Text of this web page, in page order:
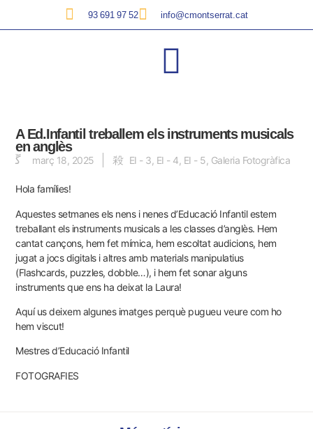
93 691 97 52 info@cmontserrat.cat
A Ed.Infantil treballem els instruments musicals
en anglès
març 18, 2025 EI - 3 EI - 4 EI - 5 Galeria Fotogràfica
Hola famílies!
Aquestes setmanes els nens i nenes d’Educació Infantil estem
treballant els instruments musicals a les classes d’anglès. Hem
cantat cançons, hem fet mímica, hem escoltat audicions, hem
jugat a jocs digitals i altres amb materials manipulatius
(Flashcards, puzzles, dobble…), i hem fet sonar alguns
instruments que ens ha deixat la Laura!
Aquí us deixem algunes imatges perquè pugueu veure com ho
hem viscut!
Mestres d’Educació Infantil
FOTOGRAFIES